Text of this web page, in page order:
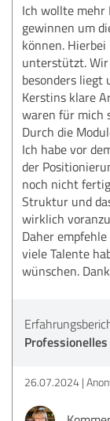
Ich wollte mehr
gewinnen um
können.
unterstützt.
besonders liegt
Kerstins klare
waren für mich
Durch die
Ich habe vor
der
noch nicht
Struktur und
wirklich
Daher
viele Talente
wünschen.
26.07.2024